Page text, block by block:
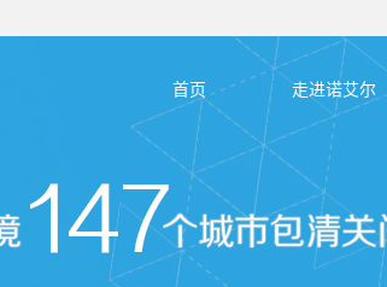
首页 走进诺艾尔